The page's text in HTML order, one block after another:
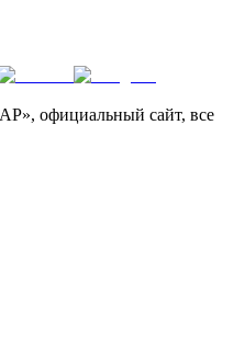
официальный сайт, все